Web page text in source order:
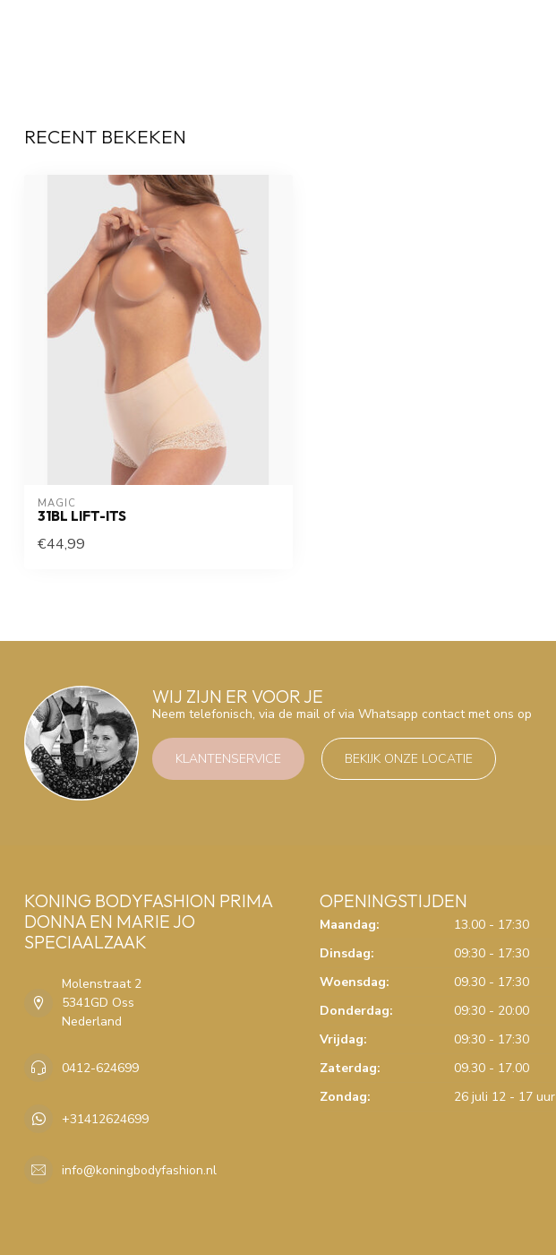
RECENT BEKEKEN
MAGIC
31BL LIFT-ITS
€44,99
WIJ ZIJN ER VOOR JE
Neem telefonisch, via de mail of via Whatsapp contact met ons op
KLANTENSERVICE BEKIJK ONZE LOCATIE
KONING BODYFASHION PRIMA
DONNA EN MARIE JO
SPECIAALZAAK
Molenstraat 2
5341GD Oss
Nederland
0412-624699
+31412624699
info@koningbodyfashion.nl
OPENINGSTIJDEN
Maandag:
13.00 - 17:30
Dinsdag:
09:30 - 17:30
Woensdag:
09.30 - 17:30
Donderdag:
09:30 - 20:00
Vrijdag:
09:30 - 17:30
Zaterdag:
09.30 - 17.00
Zondag:
26 juli 12 - 17 uur